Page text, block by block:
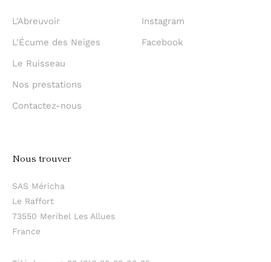
L'Abreuvoir
L'Écume des Neiges
Le Ruisseau
Nos prestations
Contactez-nous
Instagram
Facebook
Nous trouver
SAS Méricha
Le Raffort
73550 Meribel Les Allues
France